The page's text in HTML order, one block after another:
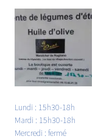
Lundi : 15h30-18h
Mardi : 15h30-18h
Mercredi : fermé